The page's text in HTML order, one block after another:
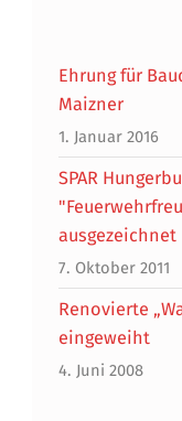
Ehrung für
Maizner
1. Januar 2016
SPAR
ausgezeichnet
7. Oktober 2011
Renovierte
eingeweiht
4. Juni 2008